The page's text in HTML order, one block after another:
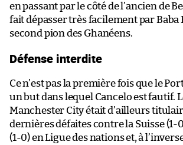
en passant par le côté de l’ancien de
fait dépasser très facilement par Baba
second pion des Ghanéens.
Défense interdite
Ce n’est pas la première fois que le
un but dans lequel Cancelo est fautif.
Manchester City était d’ailleurs
dernières défaites contre la Suisse (1-
(1-0) en Ligue des nations et, à